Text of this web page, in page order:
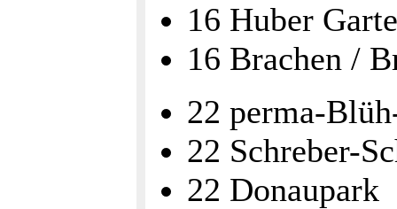
16 Huber
16 Brachen /
22 perma-
22 Schreber-
22 Donaupark